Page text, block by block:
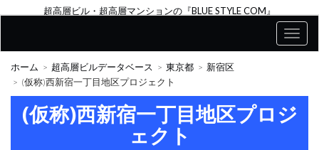
超高層ビル・超高層マンションの『BLUE STYLE COM』
ホーム 超高層ビルデータベース 東京都
新宿区
(仮称)西新宿一丁目地区プロジェクト
(仮称)西新宿一丁目地区プロジ
ェクト